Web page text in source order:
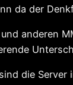
da der
anderen
die Server